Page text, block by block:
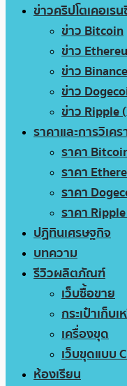
ข่าวคริปโตเคอเร
ข่าว Bitcoin
ข่าว
ข่าว
ข่าว
ข่าว Ripple
ราคาและการวิเคร
ราคา
ราคา
ราคา
ราคา
ปฏิทินเศรษฐกิจ
บทความ
รีวิวผลิตภัณฑ์
เว็บซื้อขาย
กระเป๋าเก็บ
เครื่องขุด
เว็บขุดแบบ
ห้องเรียน